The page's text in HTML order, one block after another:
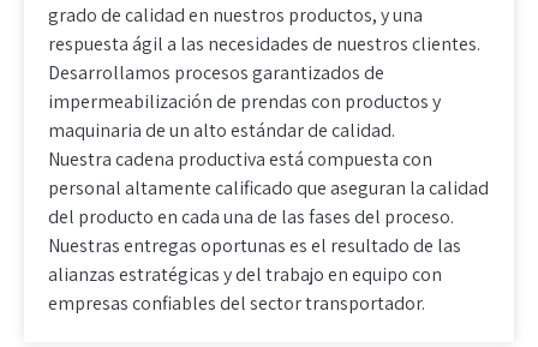
grado de calidad en nuestros productos, y una
respuesta ágil a las necesidades de nuestros clientes.
Desarrollamos procesos garantizados de
impermeabilización de prendas con productos y
maquinaria de un alto estándar de calidad.
Nuestra cadena productiva está compuesta con
personal altamente calificado que aseguran la calidad
del producto en cada una de las fases del proceso.
Nuestras entregas oportunas es el resultado de las
alianzas estratégicas y del trabajo en equipo con
empresas confiables del sector transportador.